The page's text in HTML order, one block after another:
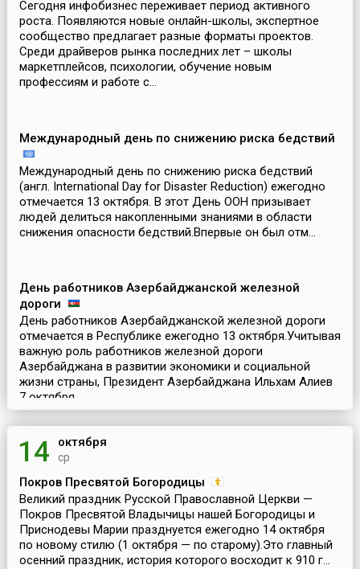
Сегодня инфобизнес переживает период активного
роста. Появляются новые онлайн-школы, экспертное
сообщество предлагает разные форматы проектов.
Среди драйверов рынка последних лет – школы
маркетплейсов, психологии, обучение новым
профессиям и работе с...
Международный день по снижению риска бедствий
Международный день по снижению риска бедствий
(англ. International Day for Disaster Reduction) ежегодно
отмечается 13 октября. В этот День ООН призывает
людей делиться накопленными знаниями в области
снижения опасности бедствий.Впервые он был отм...
День работников Азербайджанской железной
дороги
День работников Азербайджанской железной дороги
отмечается в Республике ежегодно 13 октября.Учитывая
важную роль работников железной дороги
Азербайджана в развитии экономики и социальной
жизни страны, Президент Азербайджана Ильхам Алиев
7 октября...
14 октября
ср
Покров Пресвятой Богородицы
Великий праздник Русской Православной Церкви —
Покров Пресвятой Владычицы нашей Богородицы и
Приснодевы Марии празднуется ежегодно 14 октября
по новому стилю (1 октября — по старому).Это главный
осенний праздник, история которого восходит к 910 г...